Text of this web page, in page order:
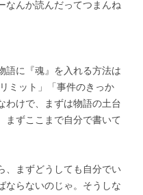
なんか読んだってつまんね
語に『魂』を入れる方法は
ミット」「事件のきっか
わけで、まずは物語の土台
まずここまで自分で書いて
、まずどうしても自分でい
ならないのじゃ。そうしな